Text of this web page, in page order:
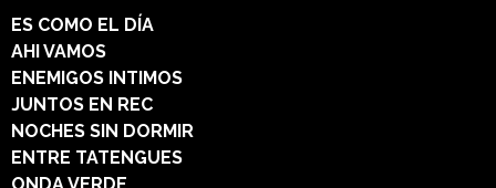
ES COMO EL DÍA
AHI VAMOS
ENEMIGOS INTIMOS
JUNTOS EN REC
NOCHES SIN DORMIR
ENTRE TATENGUES
ONDA VERDE